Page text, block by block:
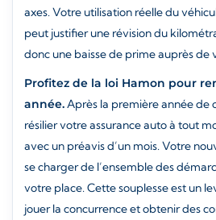
axes. Votre utilisation réelle du
peut justifier une révision du
donc une baisse de prime auprès de
Profitez de la loi Hamon pour
année.Après la première année de
résilier votre assurance auto à tout
avec un préavis d’un mois. Votre
se charger de l’ensemble des
votre place. Cette souplesse est un
jouer la concurrence et obtenir des